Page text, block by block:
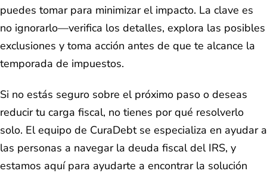
puedes tomar para minimizar el impacto. La clave es
no ignorarlo—verifica los detalles, explora las posibles
exclusiones y toma acción antes de que te alcance la
temporada de impuestos.
Si no estás seguro sobre el próximo paso o deseas
reducir tu carga fiscal, no tienes por qué resolverlo
solo. El equipo de CuraDebt se especializa en ayudar a
las personas a navegar la deuda fiscal del IRS, y
estamos aquí para ayudarte a encontrar la solución